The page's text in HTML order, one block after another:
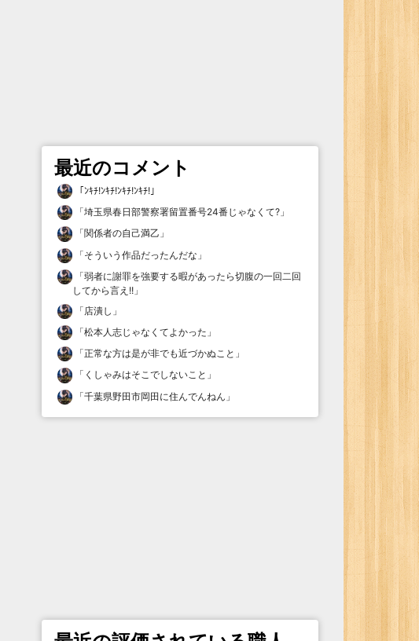
最近のコメント
「ﾝｷﾁ!ﾝｷﾁ!ﾝｷﾁ!ﾝｷﾁ! 」
「埼玉県春日部警察署留置番号24番じゃなくて? 」
「関係者の自己満乙 」
「そういう作品だったんだな 」
「弱者に謝罪を強要する暇があったら切腹の一回二回
してから言え!! 」
「 店潰し 」
「松本人志じゃなくてよかった 」
「正常な方は是が非でも近づかぬこと 」
「 くしゃみはそこでしないこと 」
「千葉県野田市岡田に住んでんねん 」